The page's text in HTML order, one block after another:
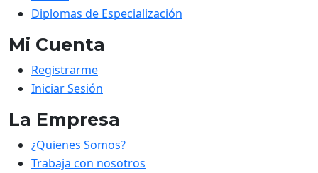
Diplomas de Especialización
Mi Cuenta
Registrarme
Iniciar Sesión
La Empresa
¿Quienes Somos?
Trabaja con nosotros